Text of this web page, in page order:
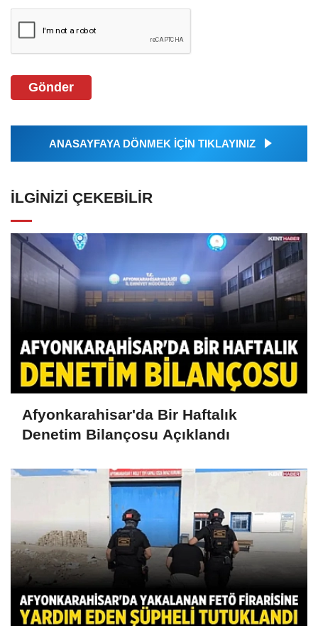
Gönder
ANASAYFAYA DÖNMEK İÇİN TIKLAYINIZ
İLGINIZI ÇEKEBILIR
Afyonkarahisar'da Bir Haftalık
Denetim Bilançosu Açıklandı